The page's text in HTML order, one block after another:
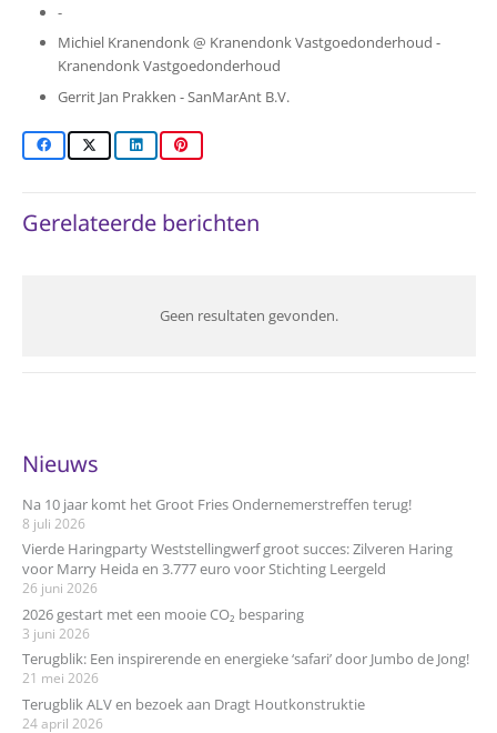
-
Michiel Kranendonk @ Kranendonk Vastgoedonderhoud -
Kranendonk Vastgoedonderhoud
Gerrit Jan Prakken - SanMarAnt B.V.
Gerelateerde berichten
Geen resultaten gevonden.
Nieuws
Na 10 jaar komt het Groot Fries Ondernemerstreffen terug!
8 juli 2026
Vierde Haringparty Weststellingwerf groot succes: Zilveren Haring
voor Marry Heida en 3.777 euro voor Stichting Leergeld
26 juni 2026
2026 gestart met een mooie CO₂ besparing
3 juni 2026
Terugblik: Een inspirerende en energieke ‘safari’ door Jumbo de Jong!
21 mei 2026
Terugblik ALV en bezoek aan Dragt Houtkonstruktie
24 april 2026